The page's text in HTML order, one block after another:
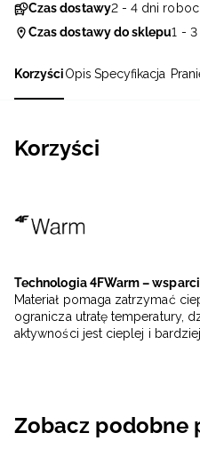
KorzyściOpis Specyfikacja
Korzyści
Technologia 4FWarm –
Materiał pomaga zatrzymać
ogranicza utratę temperatury,
aktywności jest cieplej i
Czas dostawy2 - 4 dni
Czas dostawy do sklepu1 -
Zobacz podobne